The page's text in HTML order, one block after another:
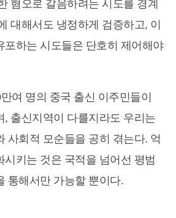
혐오로 갈음하려는 시도를 경계
대해서도 냉정하게 검증하고, 이
포하는 시도들은 단호히 제어해야
여 명의 중국 출신 이주민들이
, 출신지역이 다를지라도 우리는
사회적 모순들을 공히 겪는다. 억
시키는 것은 국적을 넘어선 평범
통해서만 가능할 뿐이다.